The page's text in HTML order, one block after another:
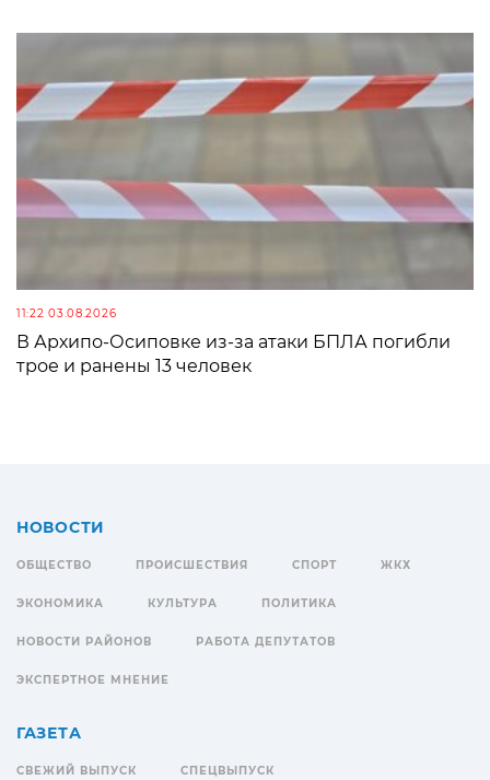
11:22 03.08.2026
В Архипо-Осиповке из-за атаки БПЛА погибли
трое и ранены 13 человек
НОВОСТИ
ОБЩЕСТВО ПРОИСШЕСТВИЯ СПОРТ ЖКХ
ЭКОНОМИКА КУЛЬТУРА ПОЛИТИКА
НОВОСТИ РАЙОНОВ РАБОТА ДЕПУТАТОВ
ЭКСПЕРТНОЕ МНЕНИЕ
ГАЗЕТА
СВЕЖИЙ ВЫПУСК СПЕЦВЫПУСК